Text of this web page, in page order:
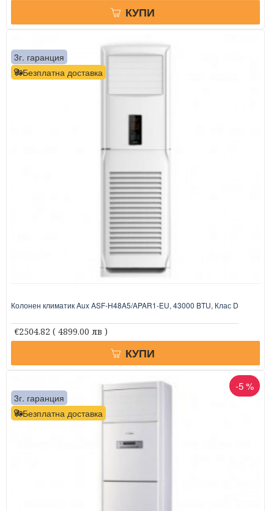
КУПИ
Безплатна доставка
3г. гаранция
Колонен климатик Aux ASF-H48A5/APAR1-EU, 43000 BTU, Клас D
€2504.82 ( 4899.00 лв )
КУПИ
Безплатна доставка
3г. гаранция
-5 %